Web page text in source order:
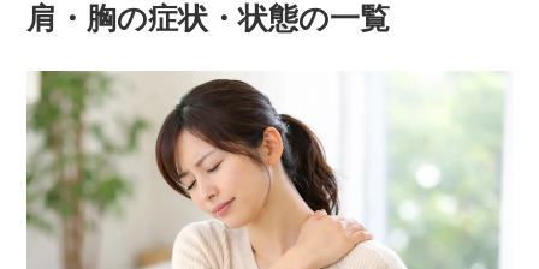
肩・胸の症状・状態の一覧